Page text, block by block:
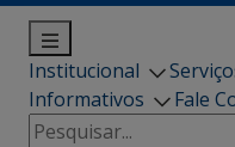
Institucional
Informativos
Fale
Pesquisar